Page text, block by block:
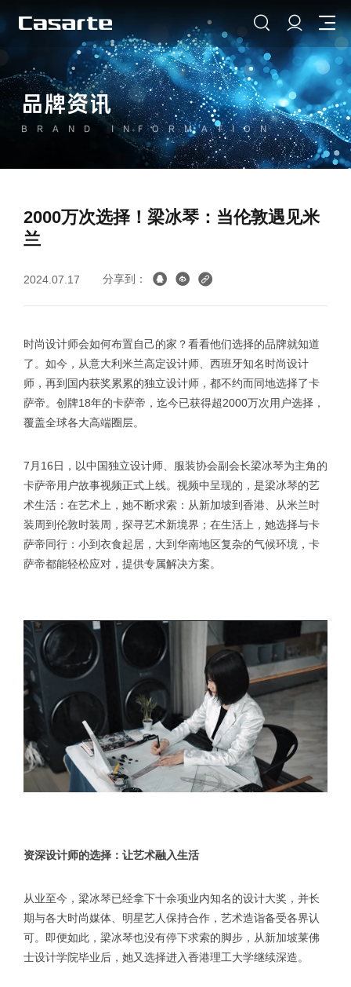
品牌资讯
BRAND INFORMATION
2000万次选择！梁冰琴：当伦敦遇见米
兰
2024.07.17 分享到：
时尚设计师会如何布置自己的家？看看他们选择的品牌就知道
了。如今，从意大利米兰高定设计师、西班牙知名时尚设计
师，再到国内获奖累累的独立设计师，都不约而同地选择了卡
萨帝。创牌18年的卡萨帝，迄今已获得超2000万次用户选择，
覆盖全球各大高端圈层。
7月16日，以中国独立设计师、服装协会副会长梁冰琴为主角的
卡萨帝用户故事视频正式上线。视频中呈现的，是梁冰琴的艺
术生活：在艺术上，她不断求索：从新加坡到香港、从米兰时
装周到伦敦时装周，探寻艺术新境界；在生活上，她选择与卡
萨帝同行：小到衣食起居，大到华南地区复杂的气候环境，卡
萨帝都能轻松应对，提供专属解决方案。
资深设计师的选择：让艺术融入生活
从业至今，梁冰琴已经拿下十余项业内知名的设计大奖，并长
期与各大时尚媒体、明星艺人保持合作，艺术造诣备受各界认
可。即便如此，梁冰琴也没有停下求索的脚步，从新加坡莱佛
士设计学院毕业后，她又选择进入香港理工大学继续深造。